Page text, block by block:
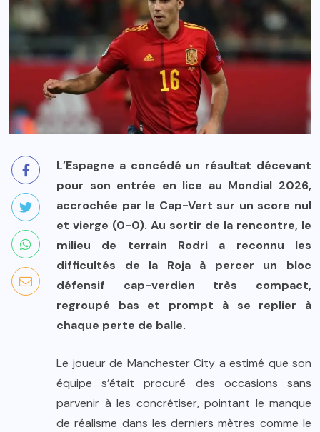
L’Espagne a concédé un résultat décevant
pour son entrée en lice au Mondial 2026,
accrochée par le Cap-Vert sur un score nul
et vierge (0-0). Au sortir de la rencontre, le
milieu de terrain Rodri a reconnu les
difficultés de la Roja à percer un bloc
défensif cap-verdien très compact,
regroupé bas et prompt à se replier à
chaque perte de balle.
Le joueur de Manchester City a estimé que son
équipe s’était procuré des occasions sans
parvenir à les concrétiser, pointant le manque
de réalisme dans les derniers mètres comme le